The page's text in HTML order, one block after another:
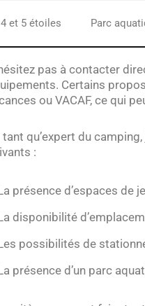
4 et 5 étoiles Parc
pas à contacter
Certains
ou VACAF, ce qui
tant qu’expert du
:
présence d’espaces de
disponibilité
possibilités de
présence d’un parc